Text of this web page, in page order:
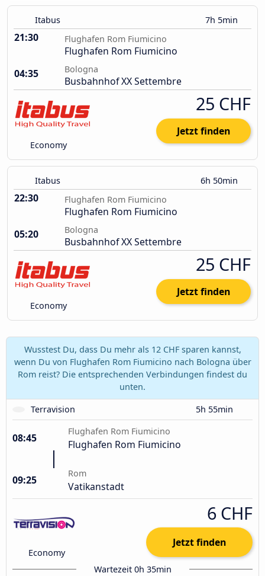
Itabus 7h 5min
21:30 Flughafen Rom Fiumicino
Flughafen Rom Fiumicino
04:35
Bologna
Busbahnhof XX Settembre
Economy
25 CHF
Jetzt finden
Itabus 6h 50min
22:30 Flughafen Rom Fiumicino
Flughafen Rom Fiumicino
05:20
Bologna
Busbahnhof XX Settembre
Economy
25 CHF
Jetzt finden
Wusstest Du, dass Du mehr als 12 CHF sparen kannst,
wenn Du von Flughafen Rom Fiumicino nach Bologna über
Rom reist? Die entsprechenden Verbindungen findest du
unten.
Terravision
5h 55min
08:45
Flughafen Rom Fiumicino
Flughafen Rom Fiumicino
09:25
Rom
Vatikanstadt
Economy
6 CHF
Jetzt finden
Wartezeit 0h 35min